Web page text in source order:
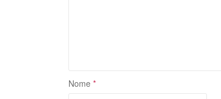
Nome *